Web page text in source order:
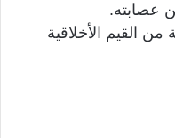
عصابته.
القيم الأخلاقية